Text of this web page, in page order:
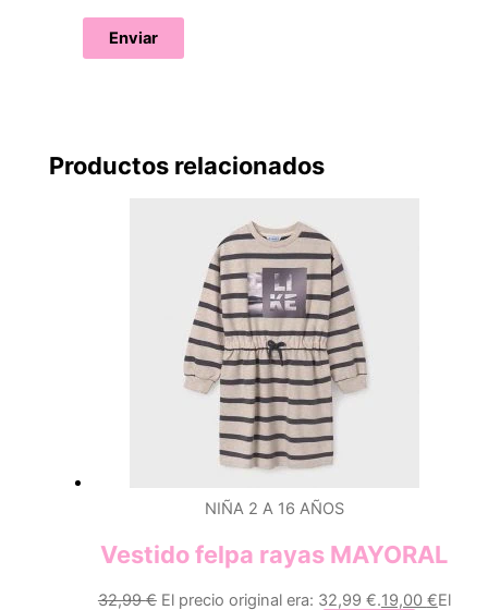
Productos relacionados
NIÑA 2 A 16 AÑOS
Vestido felpa rayas MAYORAL
32,99€ El precio original era: 32,99 €.19,00 €El